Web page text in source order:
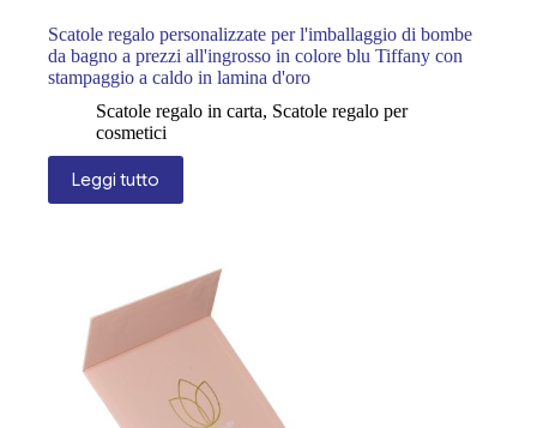
Scatole regalo personalizzate per l'imballaggio di bombe
da bagno a prezzi all'ingrosso in colore blu Tiffany con
stampaggio a caldo in lamina d'oro
Scatole regalo in carta, Scatole regalo per
cosmetici
Leggi tutto